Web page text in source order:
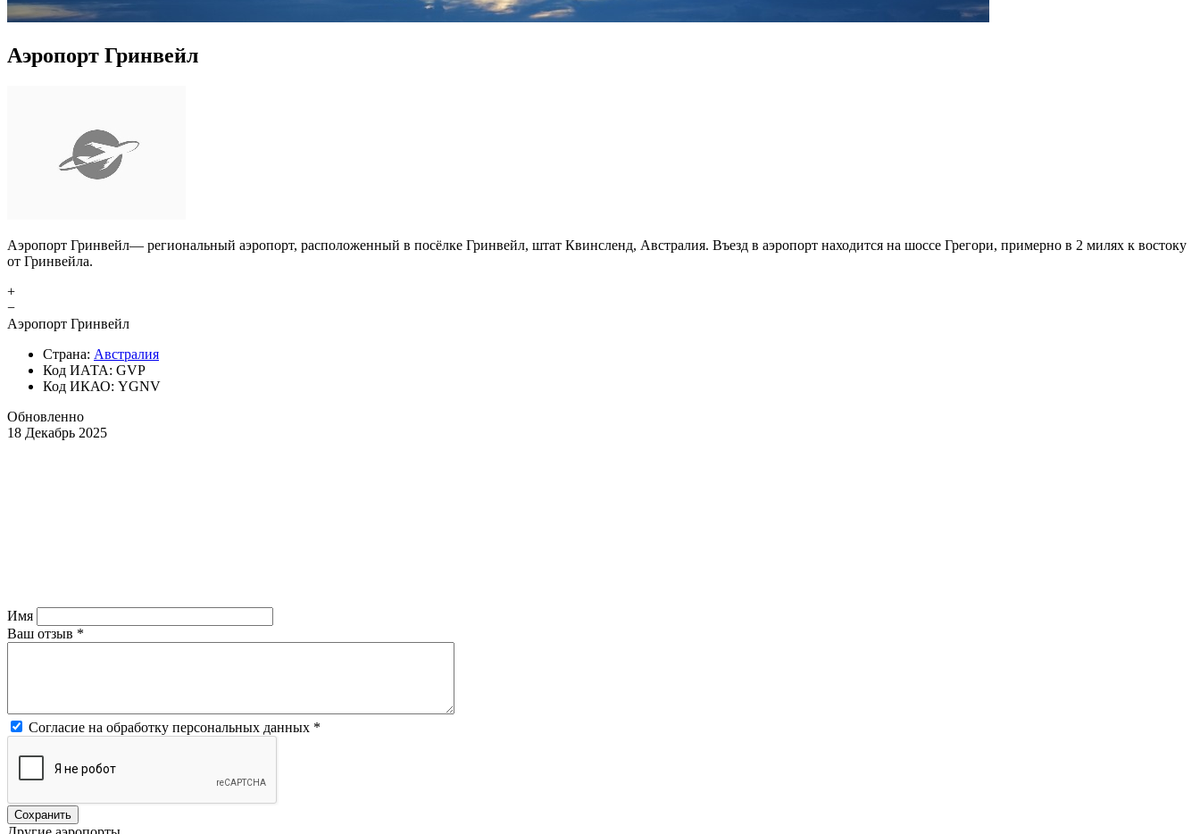
Аэропорт Гринвейл
Аэропорт Гринвейл— региональный аэропорт, расположенный в посёлке Гринвейл, штат Квинсленд, Австралия. Въезд в аэропорт находится на шоссе Грегори, примерно в 2 милях к востоку
от Гринвейла.
+
−
Аэропорт Гринвейл
Страна: Австралия
Код ИАТА: GVP
Код ИКАО: YGNV
Обновленно
18 Декабрь 2025
Имя
Ваш отзыв *
Согласие на обработку персональных данных *